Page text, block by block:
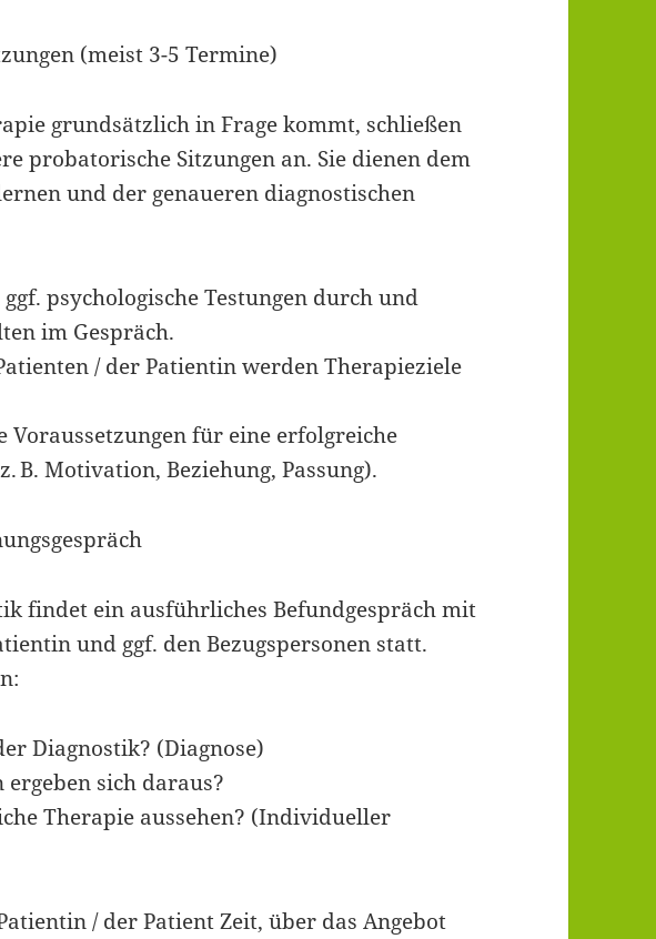
(meist 3-5 Termine)
grundsätzlich in Frage kommt, schließen
probatorische Sitzungen an. Sie dienen dem
und der genaueren diagnostischen
psychologische Testungen durch und
im Gespräch.
/ der Patientin werden Therapieziele
Voraussetzungen für eine erfolgreiche
B. Motivation, Beziehung, Passung).
findet ein ausführliches Befundgespräch mit
und ggf. den Bezugspersonen statt.
Diagnostik? (Diagnose)
sich daraus?
Therapie aussehen? (Individueller
/ der Patient Zeit, über das Angebot